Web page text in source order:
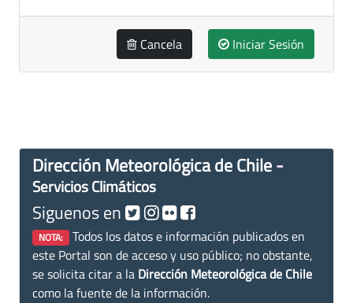
Cancela Iniciar Sesión
Dirección Meteorológica de Chile -
Servicios Climáticos
Siguenos en
NOTA: Todos los datos e información publicados en
este Portal son de acceso y uso público; no obstante,
se solicita citar a la Dirección Meteorológica de Chile
como la fuente de la información.